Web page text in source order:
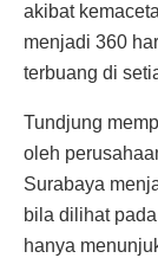
akibat
menjadi 360
terbuang di
Tundjung
oleh
Surabaya
bila dilihat
hanya